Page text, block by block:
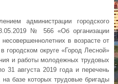
администрации городского
№ 566 «Об организации
в возрасте от
городском округе «Город Лесной»
и работы молодежных трудовых
31 августа 2019 года и перечень
на базе которых трудовые бригады